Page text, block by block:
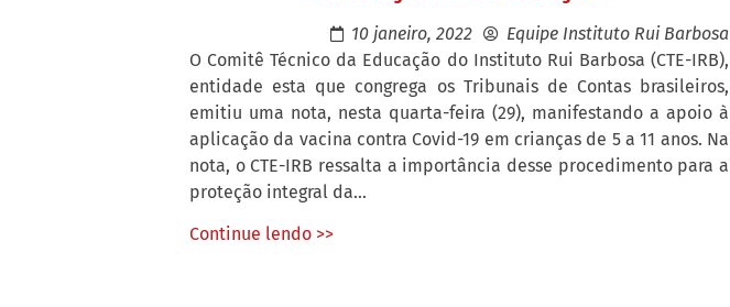
10 janeiro, 2022
Equipe Instituto Rui Barbosa
O Comitê Técnico da Educação do Instituto Rui Barbosa (CTE-IRB),
entidade esta que congrega os Tribunais de Contas brasileiros,
emitiu uma nota, nesta quarta-feira (29), manifestando a apoio à
aplicação da vacina contra Covid-19 em crianças de 5 a 11 anos. Na
nota, o CTE-IRB ressalta a importância desse procedimento para a
proteção integral da...
Continue lendo >>